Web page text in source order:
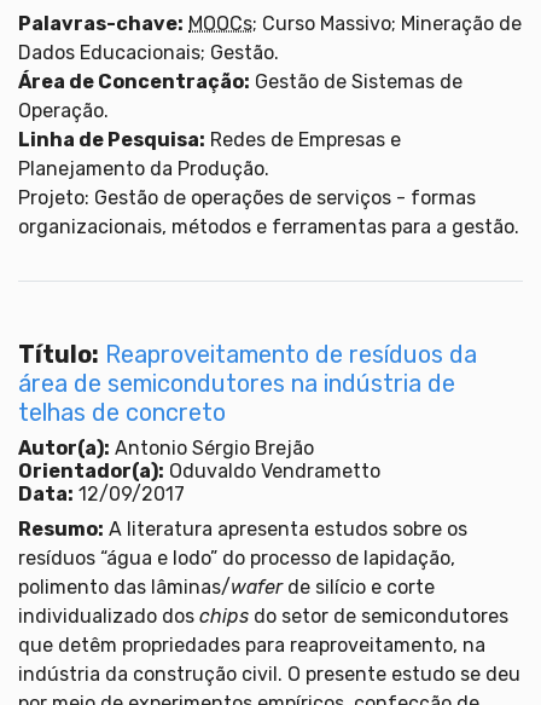
Palavras-chave: MOOCs; Curso Massivo; Mineração de
Dados Educacionais; Gestão.
Área de Concentração: Gestão de Sistemas de
Operação.
Linha de Pesquisa: Redes de Empresas e
Planejamento da Produção.
Projeto: Gestão de operações de serviços - formas
organizacionais, métodos e ferramentas para a gestão.
Título: Reaproveitamento de resíduos da
área de semicondutores na indústria de
telhas de concreto
Autor(a): Antonio Sérgio Brejão
Orientador(a): Oduvaldo Vendrametto
Data: 12/09/2017
Resumo: A literatura apresenta estudos sobre os
resíduos “água e lodo” do processo de lapidação,
polimento das lâminas/waferde silício e corte
individualizado dos chips do setor de semicondutores
que detêm propriedades para reaproveitamento, na
indústria da construção civil. O presente estudo se deu